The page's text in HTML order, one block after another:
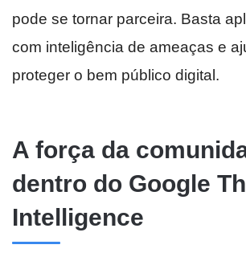
pode se tornar parceira. Basta
com inteligência de ameaças e
proteger o bem público digital.
A força da
dentro do Google
Intelligence